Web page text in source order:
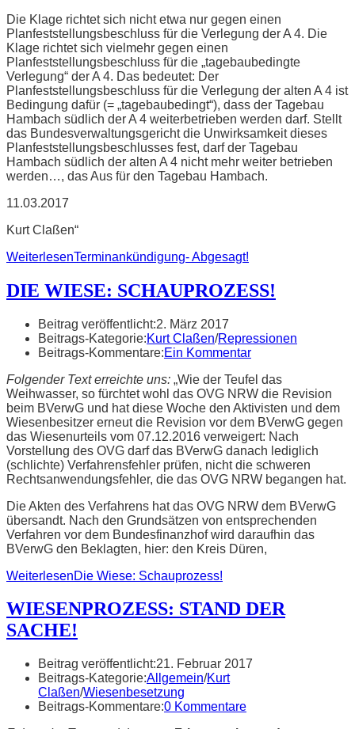
Die Klage richtet sich nicht etwa nur gegen einen
Planfeststellungsbeschluss für die Verlegung der A 4. Die
Klage richtet sich vielmehr gegen einen
Planfeststellungsbeschluss für die „tagebaubedingte
Verlegung“ der A 4. Das bedeutet: Der
Planfeststellungsbeschluss für die Verlegung der alten A 4 ist
Bedingung dafür (= „tagebaubedingt“), dass der Tagebau
Hambach südlich der A 4 weiterbetrieben werden darf. Stellt
das Bundesverwaltungsgericht die Unwirksamkeit dieses
Planfeststellungsbeschlusses fest, darf der Tagebau
Hambach südlich der alten A 4 nicht mehr weiter betrieben
werden…, das Aus für den Tagebau Hambach.
11.03.2017
Kurt Claßen“
WeiterlesenTerminankündigung- Abgesagt!
DIE WIESE: SCHAUPROZESS!
Beitrag veröffentlicht:2. März 2017
Beitrags-Kategorie:Kurt Claßen/Repressionen
Beitrags-Kommentare:Ein Kommentar
Folgender Text erreichte uns: „Wie der Teufel das
Weihwasser, so fürchtet wohl das OVG NRW die Revision
beim BVerwG und hat diese Woche den Aktivisten und dem
Wiesenbesitzer erneut die Revision vor dem BVerwG gegen
das Wiesenurteils vom 07.12.2016 verweigert: Nach
Vorstellung des OVG darf das BVerwG danach lediglich
(schlichte) Verfahrensfehler prüfen, nicht die schweren
Rechtsanwendungsfehler, die das OVG NRW begangen hat.
Die Akten des Verfahrens hat das OVG NRW dem BVerwG
übersandt. Nach den Grundsätzen von entsprechenden
Verfahren vor dem Bundesfinanzhof wird daraufhin das
BVerwG den Beklagten, hier: den Kreis Düren,
WeiterlesenDie Wiese: Schauprozess!
WIESENPROZESS: STAND DER
SACHE!
Beitrag veröffentlicht:21. Februar 2017
Beitrags-Kategorie:Allgemein/Kurt
Claßen/Wiesenbesetzung
Beitrags-Kommentare:0 Kommentare